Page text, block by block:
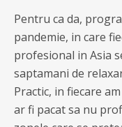
Pentru ca da,
pandemie, in care
profesional in Asia
saptamani de
Practic, in fiecare
ar fi pacat sa nu